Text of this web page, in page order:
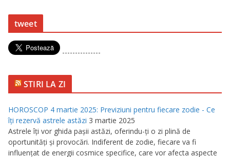
tweet
---------------
STIRI LA ZI
HOROSCOP 4 martie 2025: Previziuni pentru fiecare zodie - Ce
îţi rezervă astrele astăzi 3 martie 2025
Astrele îţi vor ghida paşii astăzi, oferindu-ţi o zi plină de
oportunităţi şi provocări. Indiferent de zodie, fiecare va fi
influenţat de energii cosmice specifice, care vor afecta aspecte